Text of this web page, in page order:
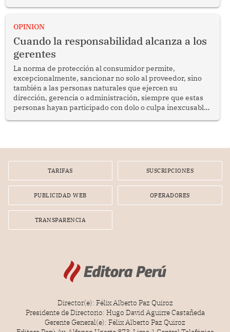
enfrenta desafíos en materia de desarrollo, cohesión
OPINION
Cuando la responsabilidad alcanza a los
gerentes
La norma de protección al consumidor permite,
excepcionalmente, sancionar no solo al proveedor, sino
también a las personas naturales que ejercen su
dirección, gerencia o administración, siempre que estas
personas hayan participado con dolo o culpa inexcusable
por la frustrada realización de un meet and greet con
TARIFAS SUSCRIPCIONES
PUBLICIDAD WEB OPERADORES
TRANSPARENCIA
Director(e): Félix Alberto Paz Quiroz
Presidente de Directorio: Hugo David Aguirre Castañeda
Gerente General(e): Félix Alberto Paz Quiroz